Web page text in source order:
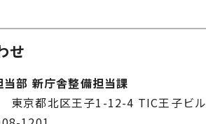
せ
部 新庁舎整備担当課
京都北区王子1-12-4 TIC王子ビ